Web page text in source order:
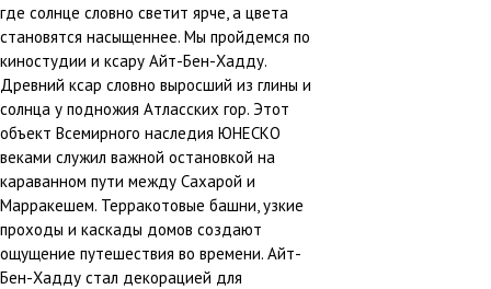
где солнце словно светит ярче, а цвета
становятся насыщеннее. Мы пройдемся по
киностудии и ксару Айт-Бен-Хадду.
Древний ксар словно выросший из глины и
солнца у подножия Атласских гор. Этот
объект Всемирного наследия ЮНЕСКО
веками служил важной остановкой на
караванном пути между Сахарой и
Марракешем. Терракотовые башни, узкие
проходы и каскады домов создают
ощущение путешествия во времени. Айт-
Бен-Хадду стал декорацией для